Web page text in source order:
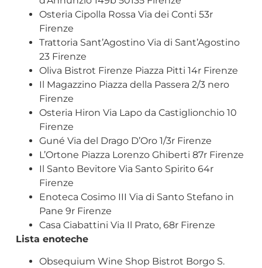
Osteria Cipolla Rossa Via dei Conti 53r
Firenze
Trattoria Sant’Agostino Via di Sant’Agostino
23 Firenze
Oliva Bistrot Firenze Piazza Pitti 14r Firenze
Il Magazzino Piazza della Passera 2/3 nero
Firenze
Osteria Hiron Via Lapo da Castiglionchio 10
Firenze
Guné Via del Drago D’Oro 1/3r Firenze
L’Ortone Piazza Lorenzo Ghiberti 87r Firenze
Il Santo Bevitore Via Santo Spirito 64r
Firenze
Enoteca Cosimo III Via di Santo Stefano in
Pane 9r Firenze
Casa Ciabattini Via Il Prato, 68r Firenze
Lista enoteche
Obsequium Wine Shop Bistrot Borgo S.